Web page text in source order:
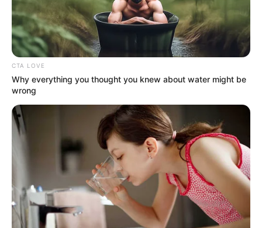
CTA LOVE
Why everything you thought you knew about water might be
wrong